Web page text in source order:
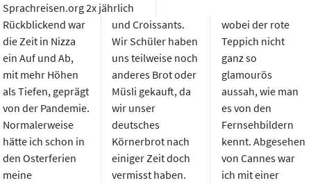
Sprachreisen.org 2x jährlich
Rückblickend war
die Zeit in Nizza
ein Auf und Ab,
mit mehr Höhen
als Tiefen, geprägt
von der Pandemie.
Normalerweise
hätte ich schon in
den Osterferien
meine
und Croissants.
Wir Schüler haben
uns teilweise noch
anderes Brot oder
Müsli gekauft, da
wir unser
deutsches
Körnerbrot nach
einiger Zeit doch
vermisst haben.
wobei der rote
Teppich nicht
ganz so
glamourös
aussah, wie man
es von den
Fernsehbildern
kennt. Abgesehen
von Cannes war
ich mit einer